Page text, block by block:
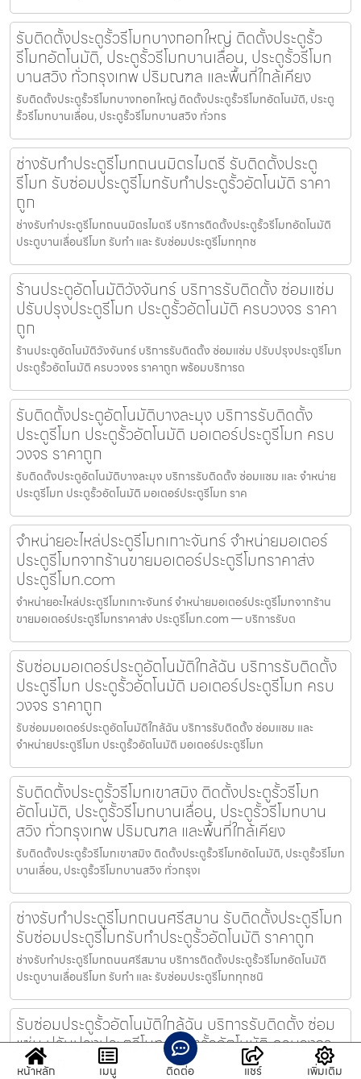
รับติดตั้งประตูรั้วรีโมทบางกอกใหญ่ ติดตั้งประตูรั้ว
รีโมทอัตโนมัติ, ประตูรั้วรีโมทบานเลื่อน, ประตูรั้วรีโมท
บานสวิง ทั่วกรุงเทพ ปริมณฑล และพื้นที่ใกล้เคียง
รับติดตั้งประตูรั้วรีโมทบางกอกใหญ่ ติดตั้งประตูรั้วรีโมทอัตโนมัติ, ประตู
รั้วรีโมทบานเลื่อน, ประตูรั้วรีโมทบานสวิง ทั่วกร
ช่างรับทำประตูรีโมทถนนมิตรไมตรี รับติดตั้งประตู
รีโมท รับซ่อมประตูรีโมทรับทำประตูรั้วอัตโนมัติ ราคา
ถูก
ช่างรับทำประตูรีโมทถนนมิตรไมตรี บริการติดตั้งประตูรั้วรีโมทอัตโนมัติ
ประตูบานเลื่อนรีโมท รับทำ และ รับซ่อมประตูรีโมททุกช
ร้านประตูอัตโนมัติวังจันทร์ บริการรับติดตั้ง ซ่อมแซ่ม
ปรับปรุงประตูรีโมท ประตูรั้วอัตโนมัติ ครบวงจร ราคา
ถูก
ร้านประตูอัตโนมัติวังจันทร์ บริการรับติดตั้ง ซ่อมแซ่ม ปรับปรุงประตูรีโมท
ประตูรั้วอัตโนมัติ ครบวงจร ราคาถูก พร้อมบริการด
รับติดตั้งประตูอัตโนมัติบางละมุง บริการรับติดตั้ง
ประตูรีโมท ประตูรั้วอัตโนมัติ มอเตอร์ประตูรีโมท ครบ
วงจร ราคาถูก
รับติดตั้งประตูอัตโนมัติบางละมุง บริการรับติดตั้ง ซ่อมแซม และ จำหน่าย
ประตูรีโมท ประตูรั้วอัตโนมัติ มอเตอร์ประตูรีโมท ราค
จำหน่ายอะไหล่ประตูรีโมทเกาะจันทร์ จำหน่ายมอเตอร์
ประตูรีโมทจากร้านขายมอเตอร์ประตูรีโมทราคาส่ง
ประตูรีโมท.com
จำหน่ายอะไหล่ประตูรีโมทเกาะจันทร์ จำหน่ายมอเตอร์ประตูรีโมทจากร้าน
ขายมอเตอร์ประตูรีโมทราคาส่ง ประตูรีโมท.com — บริการรับต
รับซ่อมมอเตอร์ประตูอัตโนมัติใกล้ฉัน บริการรับติดตั้ง
ประตูรีโมท ประตูรั้วอัตโนมัติ มอเตอร์ประตูรีโมท ครบ
วงจร ราคาถูก
รับซ่อมมอเตอร์ประตูอัตโนมัติใกล้ฉัน บริการรับติดตั้ง ซ่อมแซม และ
จำหน่ายประตูรีโมท ประตูรั้วอัตโนมัติ มอเตอร์ประตูรีโมท
รับติดตั้งประตูรั้วรีโมทเขาสมิง ติดตั้งประตูรั้วรีโมท
อัตโนมัติ, ประตูรั้วรีโมทบานเลื่อน, ประตูรั้วรีโมทบาน
สวิง ทั่วกรุงเทพ ปริมณฑล และพื้นที่ใกล้เคียง
รับติดตั้งประตูรั้วรีโมทเขาสมิง ติดตั้งประตูรั้วรีโมทอัตโนมัติ, ประตูรั้วรีโมท
บานเลื่อน, ประตูรั้วรีโมทบานสวิง ทั่วกรุงเ
ช่างรับทำประตูรีโมทถนนศรีสมาน รับติดตั้งประตูรีโมท
รับซ่อมประตูรีโมทรับทำประตูรั้วอัตโนมัติ ราคาถูก
ช่างรับทำประตูรีโมทถนนศรีสมาน บริการติดตั้งประตูรั้วรีโมทอัตโนมัติ
ประตูบานเลื่อนรีโมท รับทำ และ รับซ่อมประตูรีโมททุกชนิ
รับซ่อมประตูรั้วอัตโนมัติใกล้ฉัน บริการรับติดตั้ง ซ่อม
แซ่ม ปรับปรุงประตูรีโมท ประตูรั้วอัตโนมัติ ครบวงจร
ราคาถูก
หน้าหลัก เมนู ติดต่อ แชร์ เพิ่มเติม